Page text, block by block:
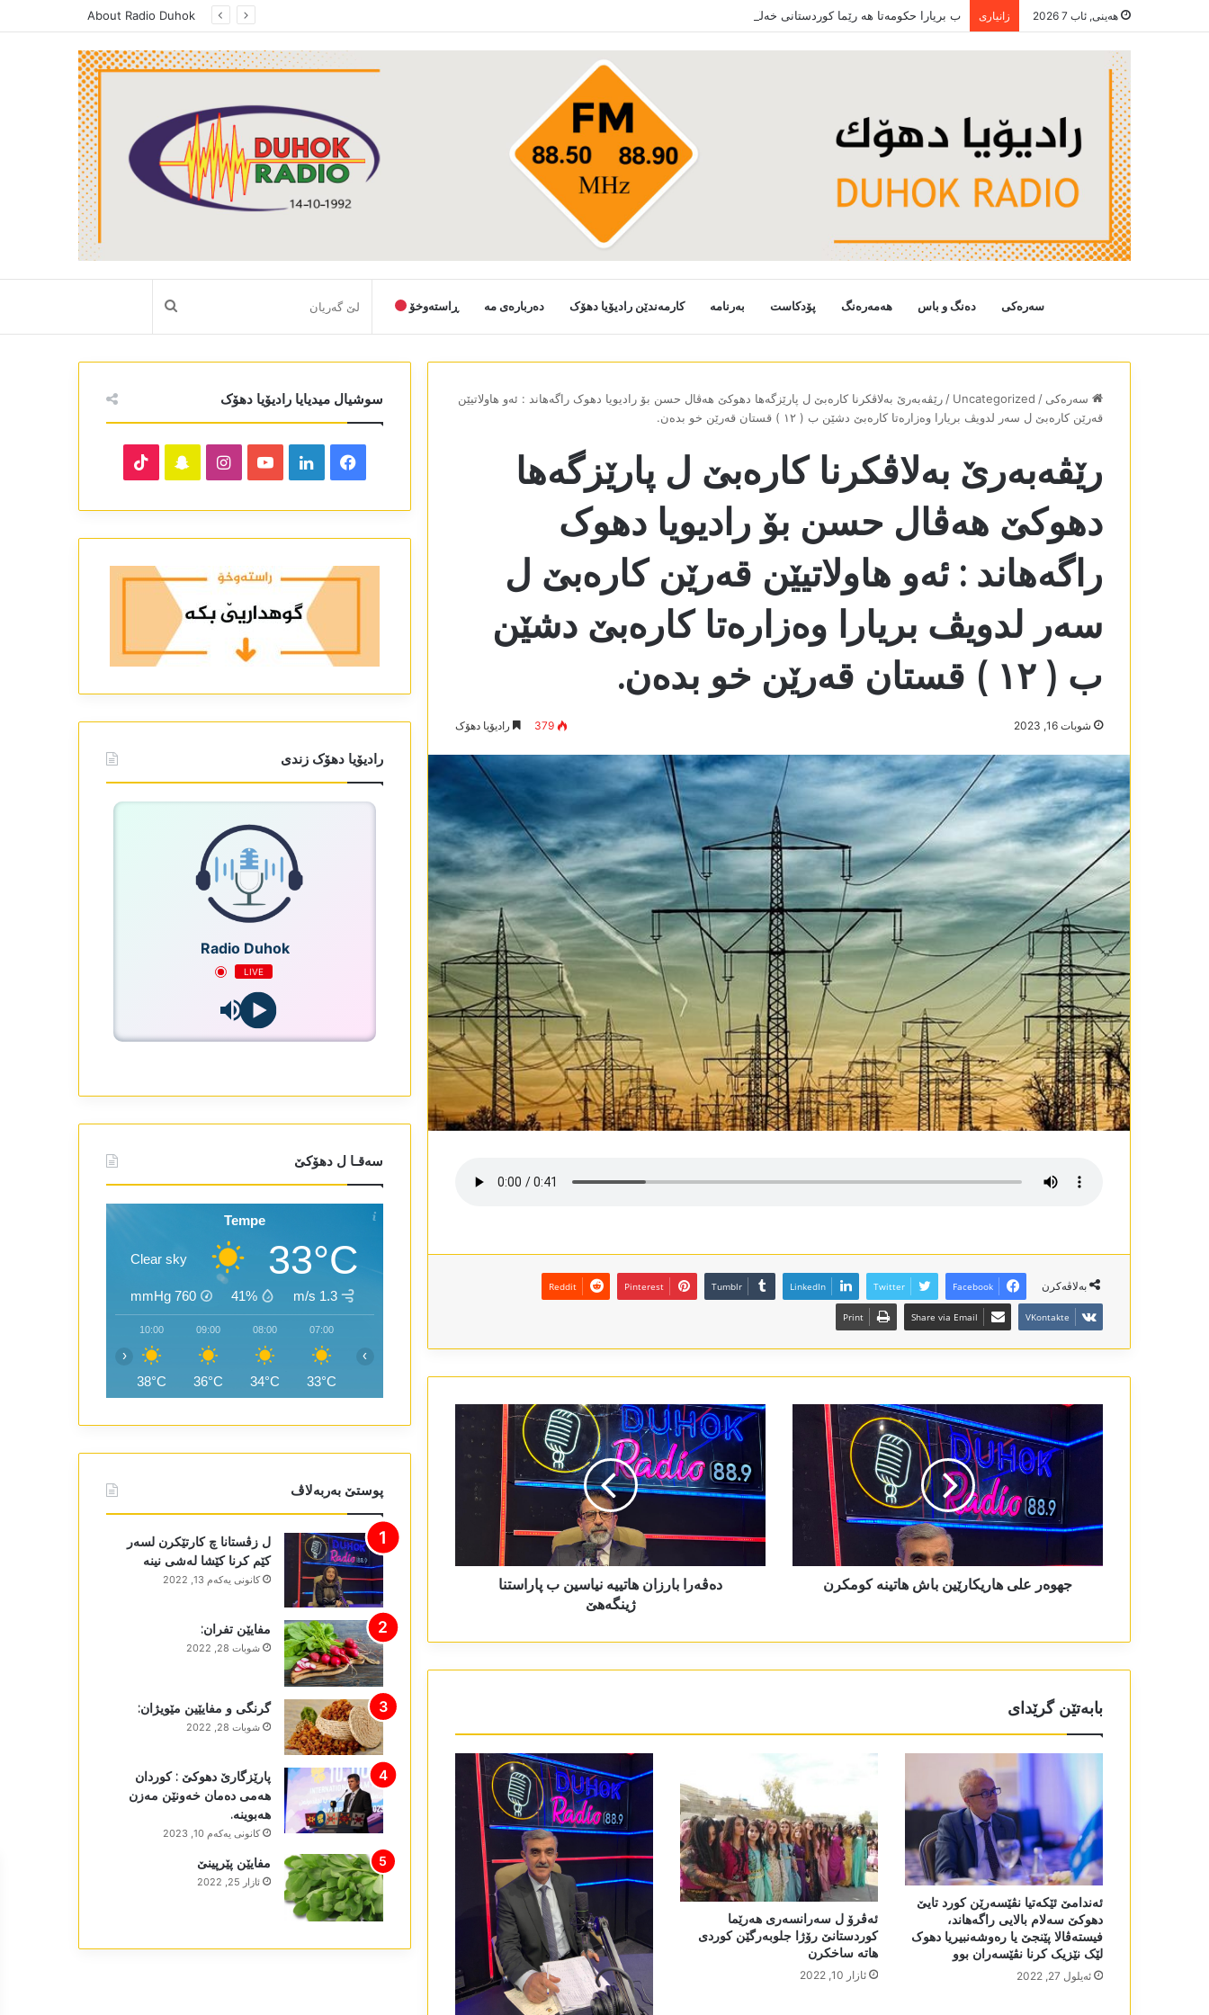
هەینی, ئاب 7 2026 زانیاری ب بریارا حکومەتا ھە رێما کوردستانی خەلکێ گوندێن سەر ب ئێدارا زاخو ڤە دشین سەرەدانا گوندیێن خو بکەن About Radio Duhok
سەرەکی دەنگ و باس هەمەرەنگ پۆدکاست بەرنامە کارمەندێن رادیۆیا دھۆک دەربارەی مە ڕاستەوخۆ لێ
گەریان
سەرەکی /
Uncategorized
/ رێڤەبەرێ بەلاڤکرنا کارەبێ ل پارێزگەھا دھوکێ ھەڤال حسن بۆ رادیویا دھوک راگەھاند : ئەو ھاولاتیێن
قەرێن کارەبێ ل سەر لدویڤ بریارا وەزارەتا کارەبێ دشێن ب ( ١٢ ) قستان قەرێن خو بدەن.
رێڤەبەرێ بەلاڤکرنا کارەبێ ل پارێزگەھا
دھوکێ ھەڤال حسن بۆ رادیویا دھوک
راگەھاند : ئەو ھاولاتیێن قەرێن کارەبێ ل
سەر لدویڤ بریارا وەزارەتا کارەبێ دشێن
ب ( ١٢ ) قستان قەرێن خو بدەن.
شوبات 16, 2023 379 رادیۆیا دھۆک
بەلاڤەکرن Facebook
Twitter
LinkedIn
Tumblr
Pinterest
Reddit
VKontakte
Share via Email
Print
جھوەر علی ھاریکارێین باش ھاتینە کومکرن
دەڤەرا بارزان ھاتییە نیاسین ب پاراستنا
ژینگەھێ
بابەتێن گرێدای
ئەندامێ ئێکەتیا نڤێسەرێن کورد تایێ
دھوکێ سەلام بالایی راگەھاند،
فیستەڤالا پێنجێ یا رەوشەنبیریا دھوک
لێک نێزیک کرنا نڤێسەران بوو
ئه‌یلول 27, 2022
ئەڤرۆ ل سەرانسەری ھەرێما
کوردستانێ رۆژا جلوبەرگێن کوردی
ھاتە ساخکرن
ئازار 10, 2022
سوشیال میدیایا رادیۆیا دھۆک
Facebook
LinkedIn
YouTube
Instagram
Snapchat
رادیۆیا دھۆک زندی
Radio Duhok
LIVE
سەقـا ل دھۆکێ
Tempe
33°C
Clear sky
1.3 m/s
41%
760
mmHg
07:00
33°C
08:00
34°C
09:00
36°C
10:00
38°C
‹ ›
پوستێ بەربەلاڤ
ل زڤستانا چ کارتێکرن لسەر
کێم کرنا کێشا لەشی نینە
كانونی یه‌كه‌م 13, 2022
مفایێن تفران:
شوبات 28, 2022
گرنگی و مفایێین مێویژان:
شوبات 28, 2022
پارێزگارێ دھوکێ : کوردان
ھەمی دەمان خەونێن مەزن
ھەبوینە.
كانونی یه‌كه‌م 10, 2023
مفایێن پێرپینێ
ئازار 25, 2022